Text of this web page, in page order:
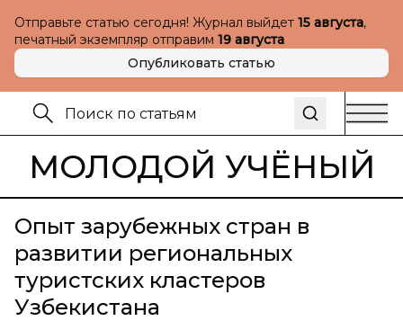
Отправьте статью сегодня! Журнал выйдет 15 августа,
печатный экземпляр отправим 19 августа
Опубликовать статью
МОЛОДОЙ УЧЁНЫЙ
Опыт зарубежных стран в
развитии региональных
туристских кластеров
Узбекистана